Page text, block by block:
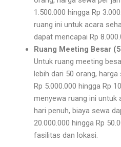
1.500.000 hingga Rp
ruang ini untuk acara
dapat mencapai Rp
Ruang Meeting Besar
Untuk ruang meeting
lebih dari 50 orang,
Rp 5.000.000 hingga Rp
menyewa ruang ini untuk
hari penuh, biaya sewa
20.000.000 hingga Rp
fasilitas dan lokasi.